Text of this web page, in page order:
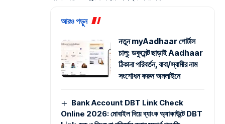
আরও পড়ুন
নতুন myAadhaar পোর্টাল
চালু: ডকুমেন্ট ছাড়াই Aadhaar
ঠিকানা পরিবর্তন, বাবা/স্বামীর নাম
সংশোধন করুন অনলাইনে
Bank Account DBT Link Check
Online 2026: মোবাইল দিয়ে ব্যাংক অ্যাকাউন্টে DBT